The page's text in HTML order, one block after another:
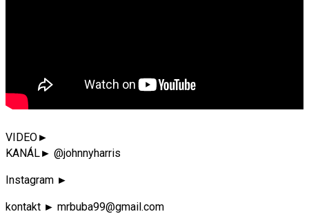
VIDEO►
KANÁL► @johnnyharris
Instagram ►
kontakt ► mrbuba99@gmail.com